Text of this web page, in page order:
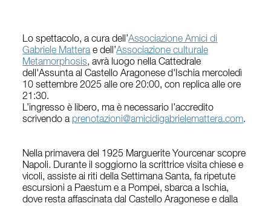
Lo spettacolo, a cura dell’Associazione Amici di
Gabriele Matterae dell’Associazione culturale
Metamorphosis, avrà luogo nella Cattedrale
dell'Assunta al Castello Aragonese d'Ischiamercoledì
10 settembre 2025 alle ore 20:00, con replica alle ore
21:30.
L’ingresso è libero, ma è necessario l’accredito
scrivendo a prenotazioni@amicidigabrielemattera.com.
Nella primavera del 1925 Marguerite Yourcenar scopre
Napoli. Durante il soggiorno la scrittrice visita chiese e
vicoli, assiste ai riti della Settimana Santa, fa ripetute
escursioni a Paestum e a Pompei, sbarca a Ischia,
dove resta affascinata dal Castello Aragonese e dalla